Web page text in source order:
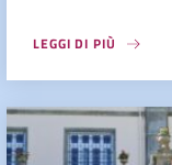
LEGGI DI PIÙ